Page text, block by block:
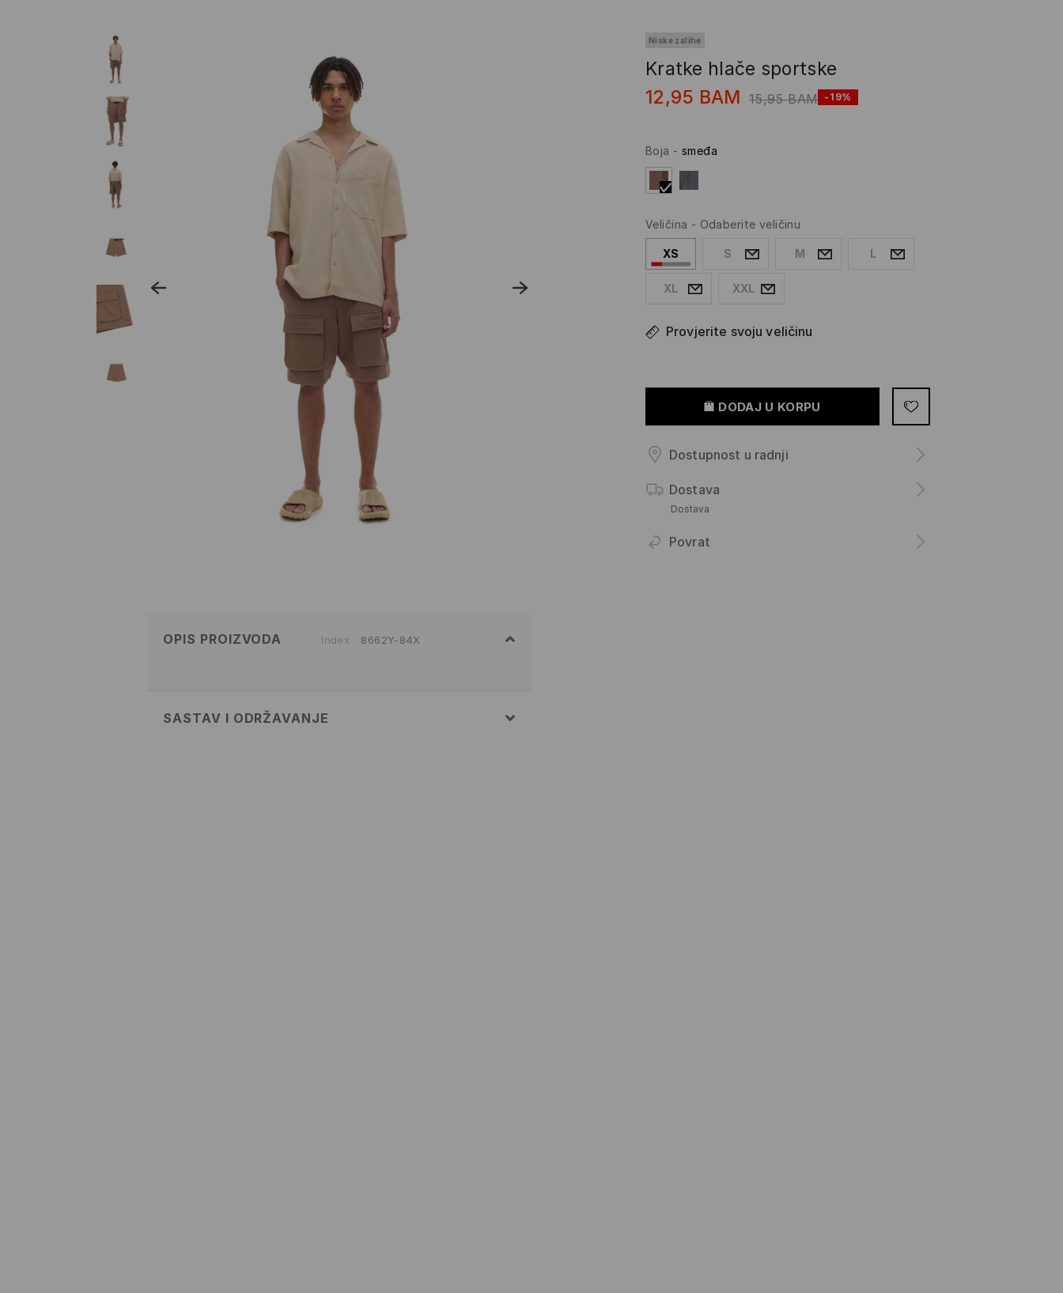
Niske zalihe
Kratke hlače sportske
12,95 BAM 15,95 BAM -19%
Boja - smeđa
Veličina - Odaberite veličinu
XS S M L
XL XXL
Provjerite svoju veličinu
DODAJ U KORPU
Dostupnost u radnji
Dostava
Dostava
Povrat
OPIS PROIZVODA Index 8662Y-84X
SASTAV I ODRŽAVANJE